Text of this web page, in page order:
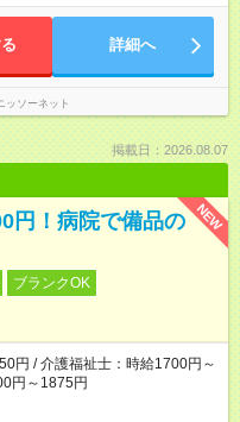
詳細へ
ッソーネット
掲載日：2026.08.07
NEW
円！病院で備品の
ブランクOK
円 / 介護福祉士：時給1700円～
円～1875円